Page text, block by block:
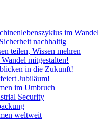
im Wandel
nach­haltig
teilen, Wissen mehren
mitge­stalten!
in die Zukunft!
Jubi­läum!
im Umbruch
Security
welt­weit